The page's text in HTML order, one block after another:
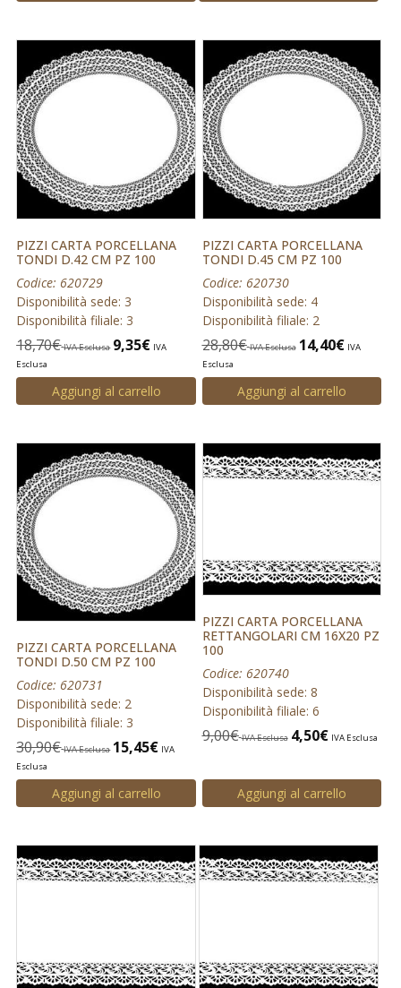
PIZZI CARTA PORCELLANA
TONDI D.42 CM PZ 100
Codice: 620729
Disponibilità sede: 3
Disponibilità filiale: 3
18,70€ IVA Esclusa 9,35€ IVA
Esclusa
Aggiungi al carrello
PIZZI CARTA PORCELLANA
TONDI D.45 CM PZ 100
Codice: 620730
Disponibilità sede: 4
Disponibilità filiale: 2
28,80€ IVA Esclusa 14,40€ IVA
Esclusa
Aggiungi al carrello
PIZZI CARTA PORCELLANA
TONDI D.50 CM PZ 100
Codice: 620731
Disponibilità sede: 2
Disponibilità filiale: 3
30,90€ IVA Esclusa 15,45€ IVA
Esclusa
Aggiungi al carrello
PIZZI CARTA PORCELLANA
RETTANGOLARI CM 16X20 PZ
100
Codice: 620740
Disponibilità sede: 8
Disponibilità filiale: 6
9,00€ IVA Esclusa 4,50€ IVA Esclusa
Aggiungi al carrello